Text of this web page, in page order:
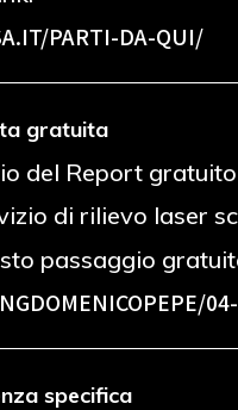
/PARTI-DA-QUI/
gratuita
del Report
di rilievo laser
passaggio
specifica